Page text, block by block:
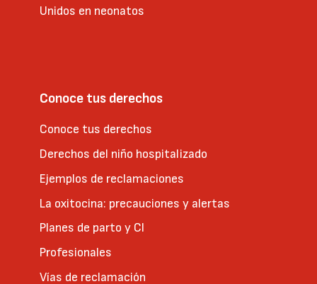
Unidos en neonatos
Conoce tus derechos
Conoce tus derechos
Derechos del niño hospitalizado
Ejemplos de reclamaciones
La oxitocina: precauciones y alertas
Planes de parto y CI
Profesionales
Vías de reclamación